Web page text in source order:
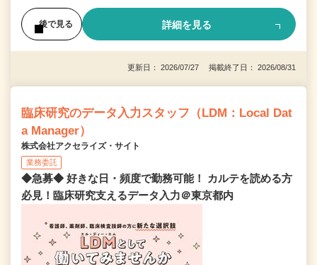
後で見る 詳細を見る
更新日： 2026/07/27 掲載終了日： 2026/08/31
臨床研究のデータ入力スタッフ（LDM：Local Dat
a Manager）
株式会社アクセライズ・サイト
業務委託
◆急募◆ 好きな日・頻度で勤務可能！ カルテを読める方
必見！臨床研究支えるデータ入力＠東京都内